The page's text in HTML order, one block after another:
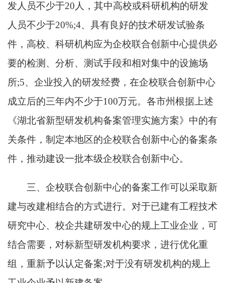
发人员不少于20人，其中高校或科研机构的研发
人员不少于20%;4、具有良好的技术研发试验条
件，高校、科研机构应为企校联合创新中心提供必
要的检测、分析、测试手段和相对集中的设施场
所;5、企业投入的研发经费，在企校联合创新中心
成立后的三年内不少于100万元。 各市州根据上述
《湖北省新型研发机构备案管理实施方案》中的有
关条件，制定本地区的企校联合创新中心的备案条
件，推动建设一批本级企校联合创新中心。
三、企校联合创新中心的备案工作可以采取新
建与改建相结合的方式进行。对于已建有工程技术
研究中心、校企共建研发中心的规上工业企业，可
结合需要，对标新型研发机构要求，进行优化重
组，重新予以认定备案;对于没有研发机构的规上